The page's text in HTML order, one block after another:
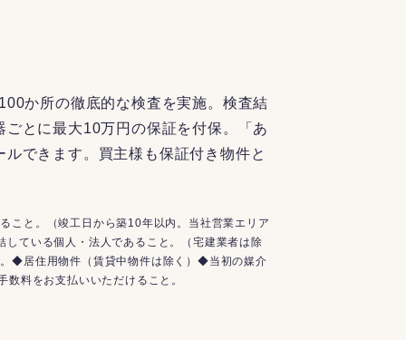
か所の徹底的な検査を実施。検査結
とに最大10万円の保証を付保。「あ
できます。買主様も保証付き物件と
こと。（竣工日から築10年以内。当社営業エリア
ている個人・法人であること。（宅建業者は除
◆居住用物件（賃貸中物件は除く）◆当初の媒介
料をお支払いいただけること。